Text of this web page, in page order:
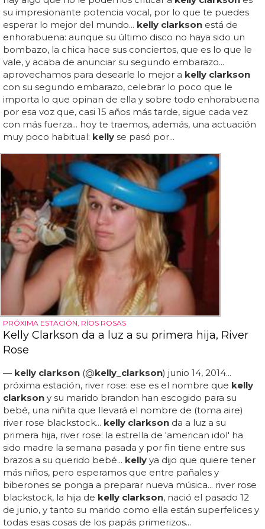
su impresionante potencia vocal, por lo que te puedes
esperar lo mejor del mundo... kelly clarkson está de
enhorabuena: aunque su último disco no haya sido un
bombazo, la chica hace sus conciertos, que es lo que le
vale, y acaba de anunciar su segundo embarazo...
aprovechamos para desearle lo mejor a kelly clarkson
con su segundo embarazo, celebrar lo poco que le
importa lo que opinan de ella y sobre todo enhorabuena
por esa voz que, casi 15 años más tarde, sigue cada vez
con más fuerza... hoy te traemos, además, una actuación
muy poco habitual: kelly se pasó por...
PRÓXIMA ESTACIÓN, RÍOS ROSAS
Kelly Clarkson da a luz a su primera hija, River
Rose
— kelly clarkson (@kelly clarkson) junio 14, 2014...
próxima estación, river rose: ese es el nombre que kelly
clarkson y su marido brandon han escogido para su
bebé, una niñita que llevará el nombre de (toma aire)
river rose blackstock... kelly clarkson da a luz a su
primera hija, river rose: la estrella de 'american idol' ha
sido madre la semana pasada y por fin tiene entre sus
brazos a su querido bebé... kelly ya dijo que quiere tener
más niños, pero esperamos que entre pañales y
biberones se ponga a preparar nueva música... river rose
blackstock, la hija de kelly clarkson, nació el pasado 12
de junio, y tanto su marido como ella están superfelices y
todas esas cosas de los papás primerizos...